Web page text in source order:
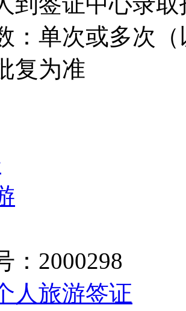
：单次或多次
复为准
：2000298
人旅游签证